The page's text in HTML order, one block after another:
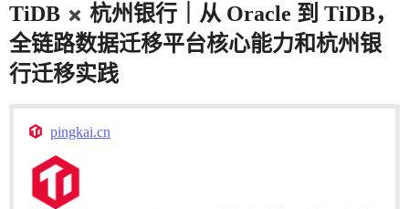
TiDB
杭州银行｜从 Oracle 到 TiDB，
全链路数据迁移平台核心能力和杭州银
行迁移实践
pingkai.cn